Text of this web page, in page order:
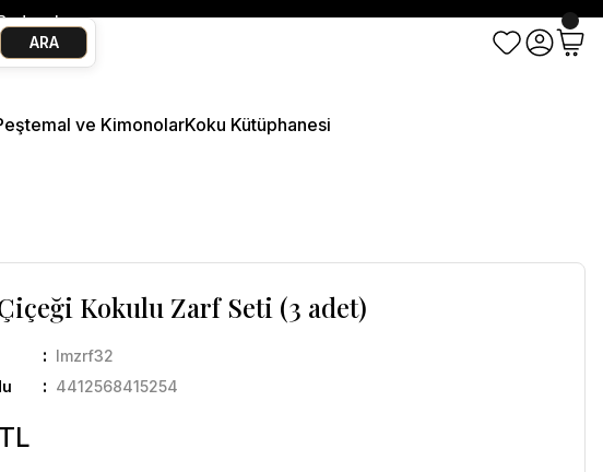
ARA
ve KimonolarKoku Kütüphanesi
Kokulu Zarf Seti (3 adet)
lmzrf32
4412568415254